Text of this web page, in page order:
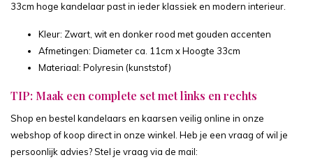
33cm hoge kandelaar past in ieder klassiek en modern interieur.
Kleur: Zwart, wit en donker rood met gouden accenten
Afmetingen: Diameter ca. 11cm x Hoogte 33cm
Materiaal: Polyresin (kunststof)
TIP: Maak een complete set met links en rechts
Shop en bestel kandelaars en kaarsen veilig online in onze
webshop of koop direct in onze winkel. Heb je een vraag of wil je
persoonlijk advies? Stel je vraag via de mail: